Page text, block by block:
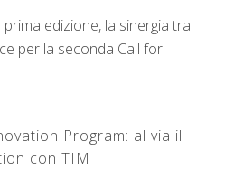
edizione, la sinergia tra
per la seconda Call for
Program: al via il
con TIM